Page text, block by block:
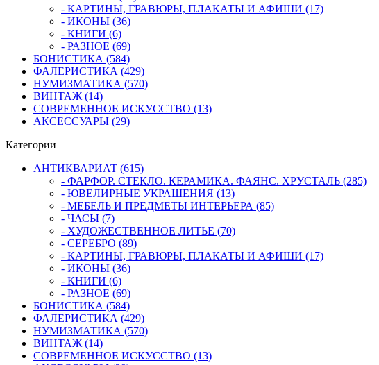
- КАРТИНЫ, ГРАВЮРЫ, ПЛАКАТЫ И АФИШИ (17)
- ИКОНЫ (36)
- КНИГИ (6)
- РАЗНОЕ (69)
БОНИСТИКА (584)
ФАЛЕРИСТИКА (429)
НУМИЗМАТИКА (570)
ВИНТАЖ (14)
СОВРЕМЕННОЕ ИСКУССТВО (13)
АКСЕССУАРЫ (29)
Категории
АНТИКВАРИАТ (615)
- ФАРФОР. СТЕКЛО. КЕРАМИКА. ФАЯНС. ХРУСТАЛЬ (285)
- ЮВЕЛИРНЫЕ УКРАШЕНИЯ (13)
- МЕБЕЛЬ И ПРЕДМЕТЫ ИНТЕРЬЕРА (85)
- ЧАСЫ (7)
- ХУДОЖЕСТВЕННОЕ ЛИТЬЕ (70)
- СЕРЕБРО (89)
- КАРТИНЫ, ГРАВЮРЫ, ПЛАКАТЫ И АФИШИ (17)
- ИКОНЫ (36)
- КНИГИ (6)
- РАЗНОЕ (69)
БОНИСТИКА (584)
ФАЛЕРИСТИКА (429)
НУМИЗМАТИКА (570)
ВИНТАЖ (14)
СОВРЕМЕННОЕ ИСКУССТВО (13)